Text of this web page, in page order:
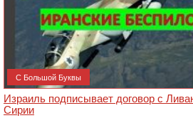
С Большой Буквы
Израиль подписывает договор с
Сирии